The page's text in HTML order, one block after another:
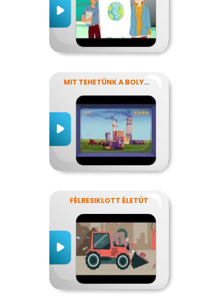
MIT TEHETÜNK A BOLYGÓNKÉRT?
FÉLRESIKLOTT ÉLETÚT